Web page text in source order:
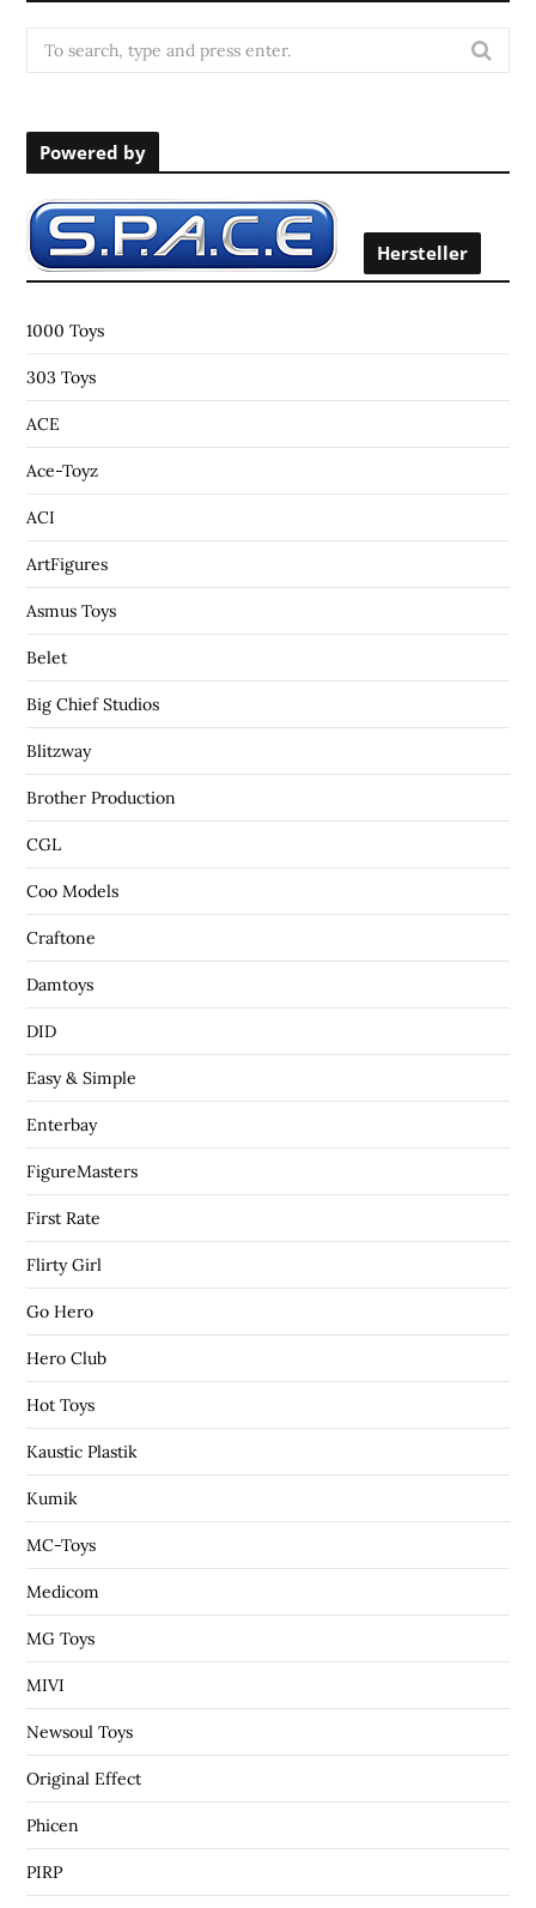
e
r
f
o
Powered by
Hersteller
1000 Toys
303 Toys
ACE
Ace-Toyz
ACI
ArtFigures
Asmus Toys
Belet
Big Chief Studios
Blitzway
Brother Production
CGL
Coo Models
Craftone
Damtoys
DID
Easy & Simple
Enterbay
FigureMasters
First Rate
Flirty Girl
Go Hero
Hero Club
Hot Toys
Kaustic Plastik
Kumik
MC-Toys
Medicom
MG Toys
MIVI
Newsoul Toys
Original Effect
Phicen
PIRP